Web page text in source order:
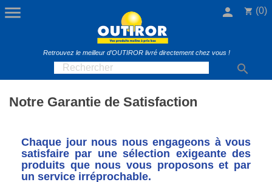
 shopping_cart (0)
person
Retrouvez le meilleur d’OUTIROR livré directement chez vous !

Notre Garantie de Satisfaction
Chaque jour nous nous engageons à vous
satisfaire par une sélection exigeante des
produits que nous vous proposons et par
un service irréprochable.